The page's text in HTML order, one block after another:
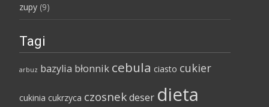
zupy (9)
Tagi
arbuz bazylia błonnik cebula ciasto cukier
cukinia cukrzyca czosnekdeser dieta